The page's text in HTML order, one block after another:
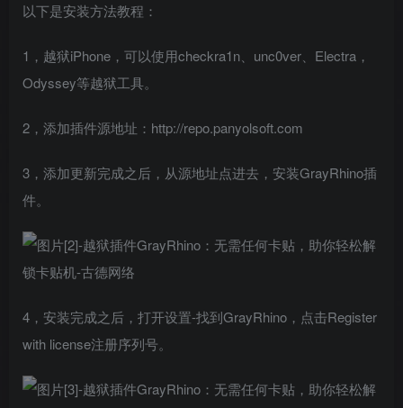
以下是安装方法教程：
1，越狱iPhone，可以使用checkra1n、unc0ver、Electra，
Odyssey等越狱工具。
2，添加插件源地址：http://repo.panyolsoft.com
3，添加更新完成之后，从源地址点进去，安装GrayRhino插
件。
4，安装完成之后，打开设置-找到GrayRhino，点击Register
with license注册序列号。